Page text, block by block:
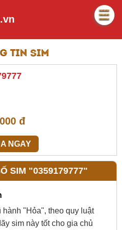
tin sim
đ
NGAY
SIM "0359179777"
"Hỏa", theo quy luật
sim này tốt cho gia chủ